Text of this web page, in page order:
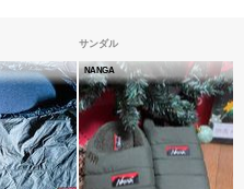
サンダル
NANGA